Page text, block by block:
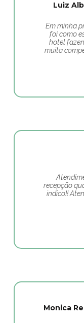
Luiz
Em minha
foi como
hotel
muita
recepção
indico!!
Monica